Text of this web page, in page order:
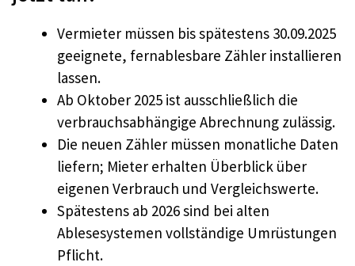
Vermieter müssen bis spätestens 30.09.2025
geeignete, fernablesbare Zähler installieren
lassen.
Ab Oktober 2025 ist ausschließlich die
verbrauchsabhängige Abrechnung zulässig.
Die neuen Zähler müssen monatliche Daten
liefern; Mieter erhalten Überblick über
eigenen Verbrauch und Vergleichswerte.
Spätestens ab 2026 sind bei alten
Ablesesystemen vollständige Umrüstungen
Pflicht.